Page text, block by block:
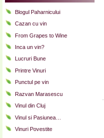
Blogul Paharnicului
Cazan cu vin
From Grapes to Wine
Inca un vin?
Lucruri Bune
Printre Vinuri
Punctul pe vin
Razvan Marasescu
Vinul din Cluj
Vinul si Pasiunea…
Vinuri Povestite